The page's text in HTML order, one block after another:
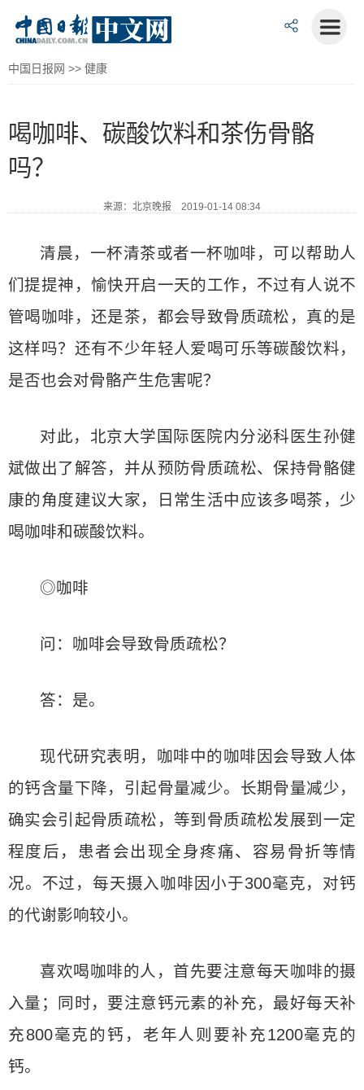
中国日报网 >> 健康
喝咖啡、碳酸饮料和茶伤骨骼
吗？
来源：北京晚报 2019-01-14 08:34
清晨，一杯清茶或者一杯咖啡，可以帮助人
们提提神，愉快开启一天的工作，不过有人说不
管喝咖啡，还是茶，都会导致骨质疏松，真的是
这样吗？还有不少年轻人爱喝可乐等碳酸饮料，
是否也会对骨骼产生危害呢？
对此，北京大学国际医院内分泌科医生孙健
斌做出了解答，并从预防骨质疏松、保持骨骼健
康的角度建议大家，日常生活中应该多喝茶，少
喝咖啡和碳酸饮料。
◎咖啡
问：咖啡会导致骨质疏松？
答：是。
现代研究表明，咖啡中的咖啡因会导致人体
的钙含量下降，引起骨量减少。长期骨量减少，
确实会引起骨质疏松，等到骨质疏松发展到一定
程度后，患者会出现全身疼痛、容易骨折等情
况。不过，每天摄入咖啡因小于300毫克，对钙
的代谢影响较小。
喜欢喝咖啡的人，首先要注意每天咖啡的摄
入量；同时，要注意钙元素的补充，最好每天补
充800毫克的钙，老年人则要补充1200毫克的
钙。